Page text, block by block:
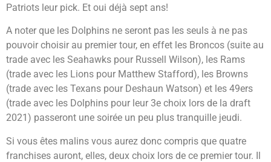
Patriots leur pick. Et oui déjà sept ans!
A noter que les Dolphins ne seront pas les seuls à ne pas
pouvoir choisir au premier tour, en effet les Broncos (suite au
trade avec les Seahawks pour Russell Wilson), les Rams
(trade avec les Lions pour Matthew Stafford), les Browns
(trade avec les Texans pour Deshaun Watson) et les 49ers
(trade avec les Dolphins pour leur 3e choix lors de la draft
2021) passeront une soirée un peu plus tranquille jeudi.
Si vous êtes malins vous aurez donc compris que quatre
franchises auront, elles, deux choix lors de ce premier tour. Il